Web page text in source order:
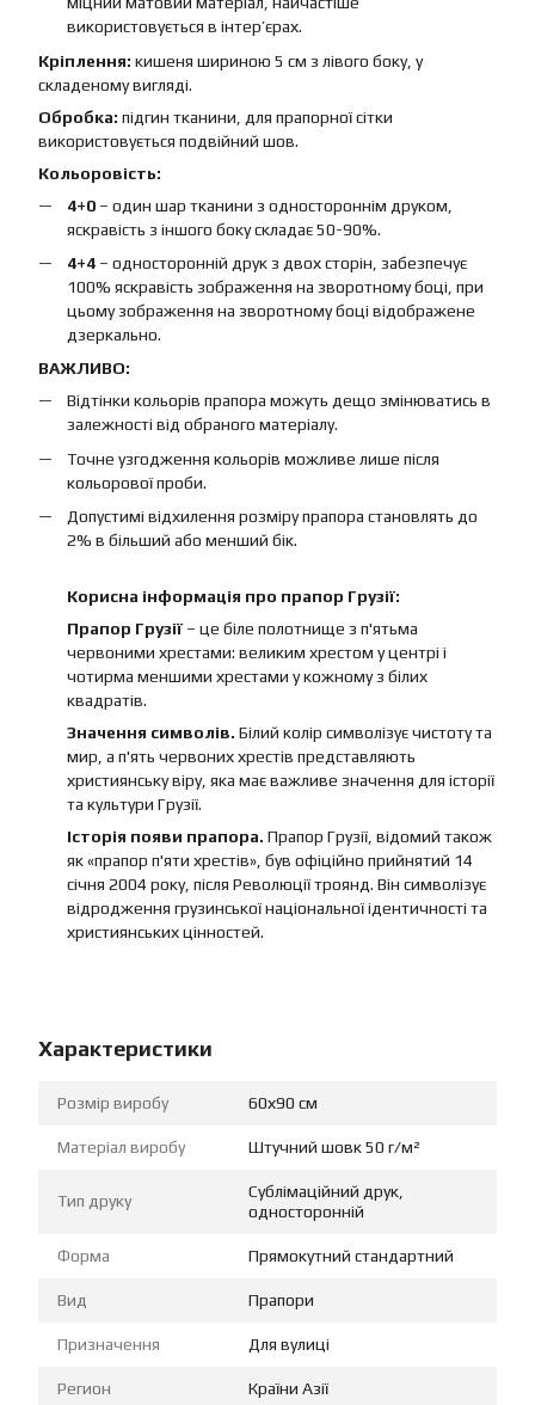
використовується в інтер’єрах.
Кріплення: кишеня шириною 5 см з лівого боку, у
складеному вигляді.
Обробка: підгин тканини, для прапорної сітки
використовується подвійний шов.
Кольоровість:
4+0 – один шар тканини з одностороннім друком,
яскравість з іншого боку складає 50-90%.
4+4 – односторонній друк з двох сторін, забезпечує
100% яскравість зображення на зворотному боці, при
цьому зображення на зворотному боці відображене
дзеркально.
ВАЖЛИВО:
Відтінки кольорів прапора можуть дещо змінюватись в
залежності від обраного матеріалу.
Точне узгодження кольорів можливе лише після
кольорової проби.
Допустимі відхилення розміру прапора становлять до
2% в більший або менший бік.
Корисна інформація про прапор Грузії:
Прапор Грузії – це біле полотнище з п'ятьма
червоними хрестами: великим хрестом у центрі і
чотирма меншими хрестами у кожному з білих
квадратів.
Значення символів. Білий колір символізує чистоту та
мир, а п'ять червоних хрестів представляють
християнську віру, яка має важливе значення для історії
та культури Грузії.
Історія появи прапора. Прапор Грузії, відомий також
як «прапор п'яти хрестів», був офіційно прийнятий 14
січня 2004 року, після Революції троянд. Він символізує
відродження грузинської національної ідентичності та
християнських цінностей.
Характеристики
Розмір виробу 60х90 см
Матеріал виробу Штучний шовк 50 г/м²
Тип друку
Сублімаційний друк,
односторонній
Форма Прямокутний стандартний
Вид Прапори
Призначення Для вулиці
Регион Країни Азії